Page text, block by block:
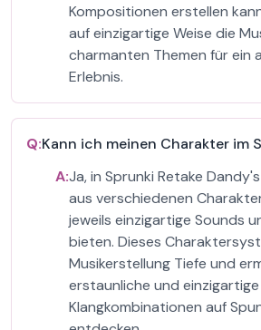
Kompositionen erstellen
auf einzigartige Weise die
charmanten Themen für ein
Erlebnis.
Q:Kann ich meinen Charakter im
A:Ja, in Sprunki Retake
aus verschiedenen
jeweils einzigartige Sounds
bieten. Dieses
Musikerstellung Tiefe und
erstaunliche und einzigartige
Klangkombinationen auf